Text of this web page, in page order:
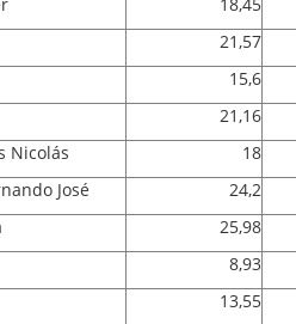
21,57
15,6
21,16
Nicolás
18
José
24,2
25,98
8,93
13,55